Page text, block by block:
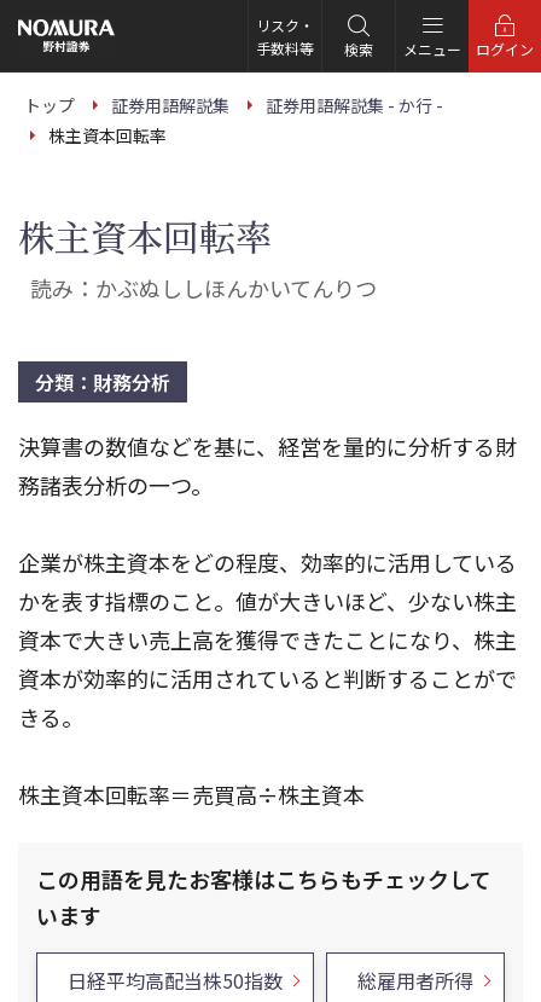
の
ー
リスク・
手数料等
検索 メニュー ログイン
トップ 証券用語解説集
証券用語解説集 - か行 -
株主資本回転率
株主資本回転率
読み：かぶぬししほんかいてんりつ
分類：財務分析
決算書の数値などを基に、経営を量的に分析する財
務諸表分析の一つ。
企業が株主資本をどの程度、効率的に活用している
かを表す指標のこと。値が大きいほど、少ない株主
資本で大きい売上高を獲得できたことになり、株主
資本が効率的に活用されていると判断することがで
きる。
株主資本回転率＝売買高÷株主資本
この用語を見たお客様はこちらもチェックして
います
日経平均高配当株50指数 総雇用者所得